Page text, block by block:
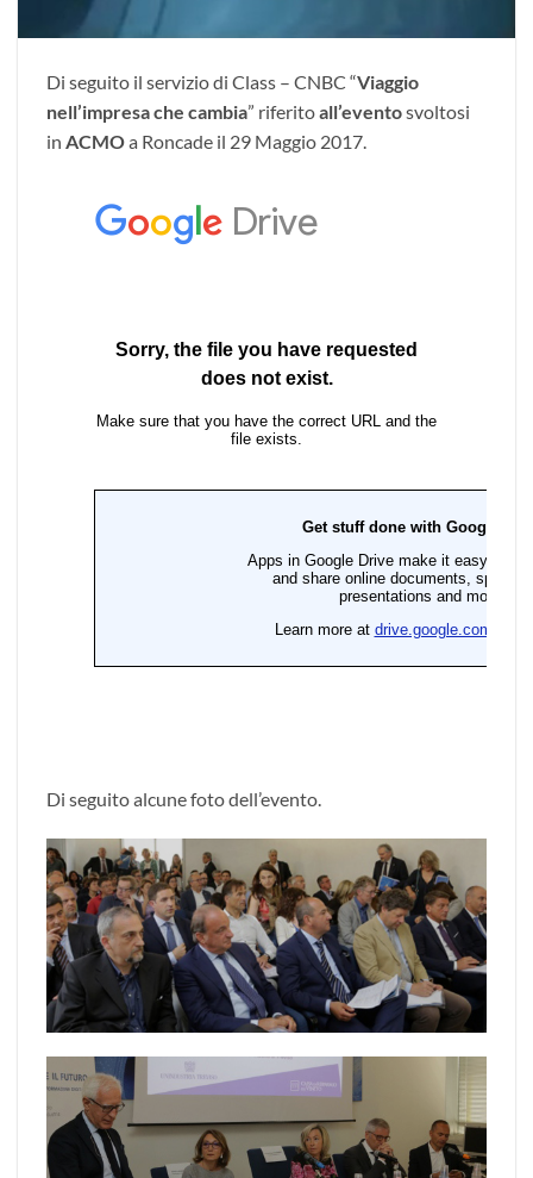
Di seguito il servizio di Class – CNBC “Viaggio
nell’impresa che cambia” riferitoall’eventosvoltosi
in ACMOa Roncade il 29 Maggio 2017.
Di seguito alcune foto dell’evento.